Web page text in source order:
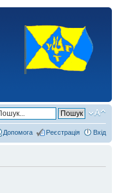
Допомога Реєстрація Вхід